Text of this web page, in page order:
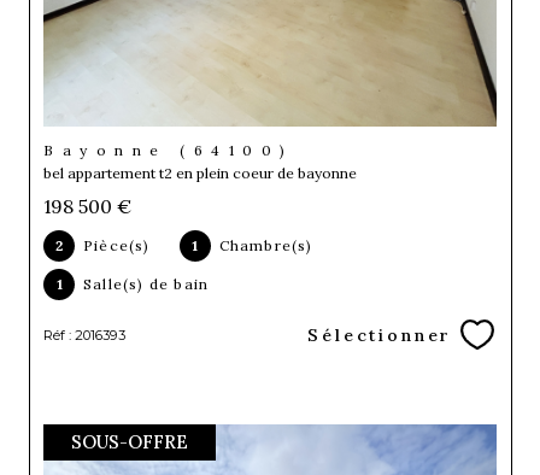
Bayonne (64100)
bel appartement t2 en plein coeur de bayonne
198 500 €
2 Pièce(s) 1 Chambre(s)
1 Salle(s) de bain
Réf : 2016393 Sélectionner
SOUS-OFFRE